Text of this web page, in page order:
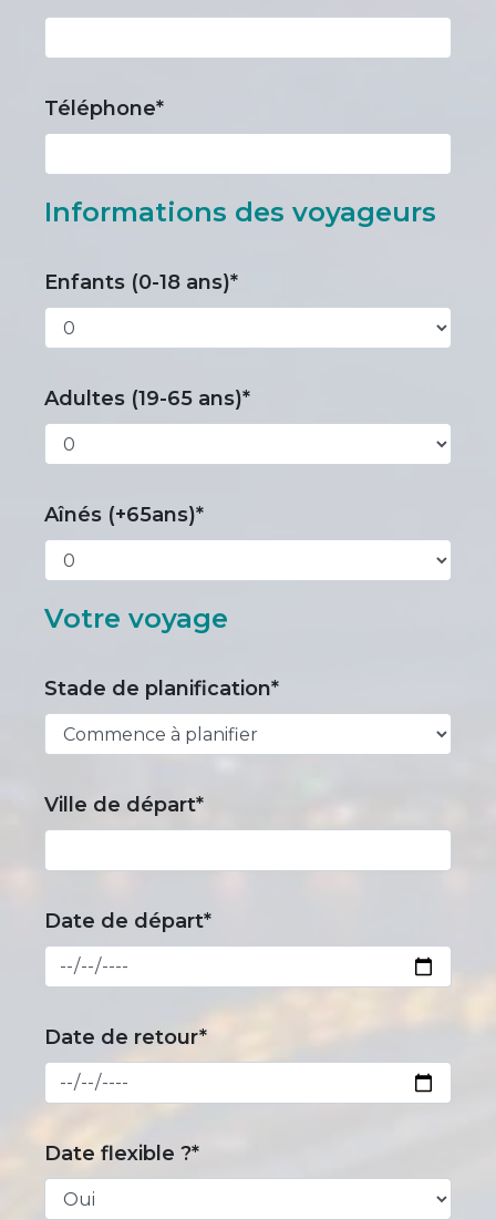
Téléphone*
Informations des voyageurs
Enfants (0-18 ans)*
Adultes (19-65 ans)*
Aînés (+65ans)*
Votre voyage
Stade de planification*
Ville de départ*
Date de départ*
Date de retour*
Date flexible ?*